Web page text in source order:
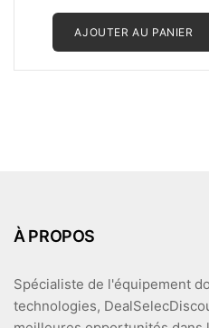
e
s
r
5
AJOUTER AU PANIER
À PROPOS
Spécialiste de l'équipement
technologies,